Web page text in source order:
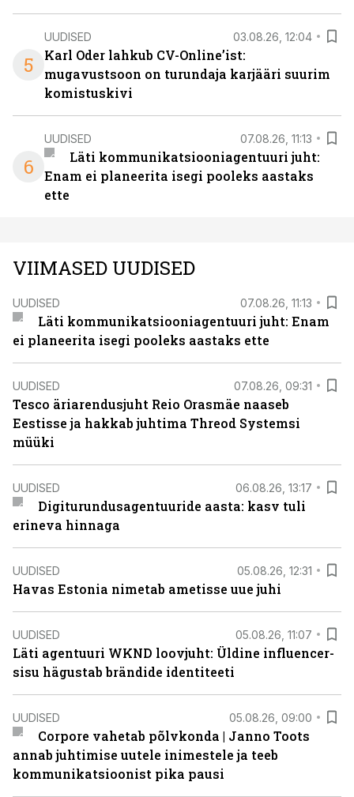
5
UUDISED 03.08.26, 12:04
Karl Oder lahkub CV-Online’ist:
mugavustsoon on turundaja karjääri suurim
komistuskivi
6
UUDISED 07.08.26, 11:13
Läti kommunikatsiooniagentuuri juht:
Enam ei planeerita isegi pooleks aastaks
ette
VIIMASED UUDISED
UUDISED 07.08.26, 11:13
Läti kommunikatsiooniagentuuri juht: Enam
ei planeerita isegi pooleks aastaks ette
UUDISED 07.08.26, 09:31
Tesco äriarendusjuht Reio Orasmäe naaseb
Eestisse ja hakkab juhtima Threod Systemsi
müüki
UUDISED 06.08.26, 13:17
Digiturundusagentuuride aasta: kasv tuli
erineva hinnaga
UUDISED 05.08.26, 12:31
Havas Estonia nimetab ametisse uue juhi
UUDISED 05.08.26, 11:07
Läti agentuuri WKND loovjuht: Üldine influencer-
sisu hägustab brändide identiteeti
UUDISED 05.08.26, 09:00
Corpore vahetab põlvkonda | Janno Toots
annab juhtimise uutele inimestele ja teeb
kommunikatsioonist pika pausi